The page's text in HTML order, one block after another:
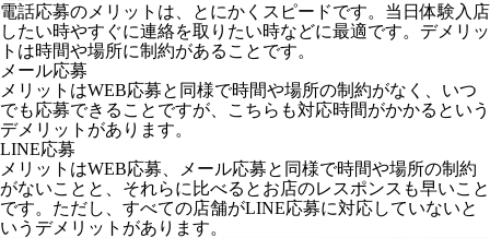
電話応募のメリットは、とにかくスピードです。当日体験入店
したい時やすぐに連絡を取りたい時などに最適です。デメリッ
トは時間や場所に制約があることです。
メール応募
メリットはWEB応募と同様で時間や場所の制約がなく、いつ
でも応募できることですが、こちらも対応時間がかかるという
デメリットがあります。
LINE応募
メリットはWEB応募、メール応募と同様で時間や場所の制約
がないことと、それらに比べるとお店のレスポンスも早いこと
です。ただし、すべての店舗がLINE応募に対応していないと
いうデメリットがあります。